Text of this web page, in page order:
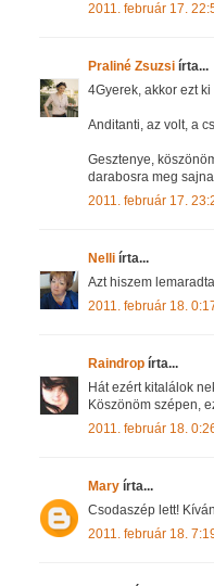
2011. február 17.
Praliné Zsuzsi írta...
4Gyerek, akkor ezt
Anditanti, az volt, a
Gesztenye,
darabosra meg
2011. február 17.
Nelli írta...
Azt hiszem
2011. február 18.
Raindrop írta...
Hát ezért kitalálok
Köszönöm szépen,
2011. február 18.
Mary írta...
Csodaszép lett!
2011. február 18.